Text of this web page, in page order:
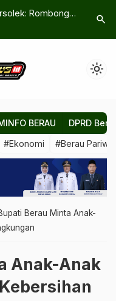
Kebutuhan
Inflasi
search
light_mode
BERAU DPRD
#Ekonomi #Berau
Berau Minta Anak-
Anak-Anak